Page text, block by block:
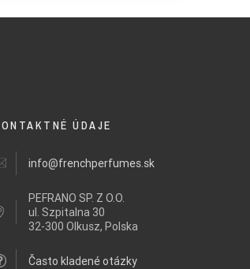
ÚDAJE
info@frenchperfumes.sk
PEFRANO SP. Z O.O.
ul. Szpitalna 30
32-300 Olkusz, Polska
Často kladené otázky